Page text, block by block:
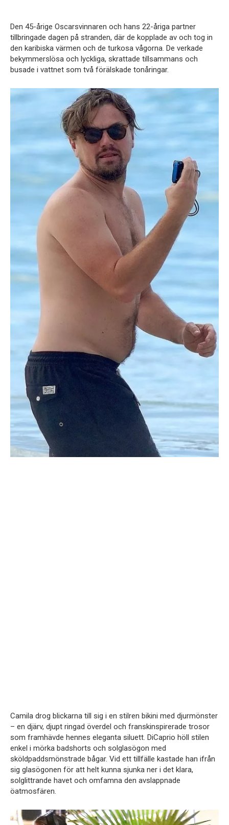
Den 45-årige Oscarsvinnaren och hans 22-åriga partner
tillbringade dagen på stranden, där de kopplade av och tog in
den karibiska värmen och de turkosa vågorna. De verkade
bekymmerslösa och lyckliga, skrattade tillsammans och
busade i vattnet som två förälskade tonåringar.
Camila drog blickarna till sig i en stilren bikini med djurmönster
– en djärv, djupt ringad överdel och franskinspirerade trosor
som framhävde hennes eleganta siluett. DiCaprio höll stilen
enkel i mörka badshorts och solglasögon med
sköldpaddsmönstrade bågar. Vid ett tillfälle kastade han ifrån
sig glasögonen för att helt kunna sjunka ner i det klara,
solglittrande havet och omfamna den avslappnade
öatmosfären.